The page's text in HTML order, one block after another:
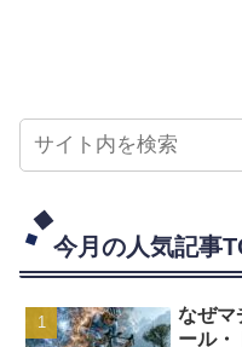
今月の人気記事
なぜマ
ール・